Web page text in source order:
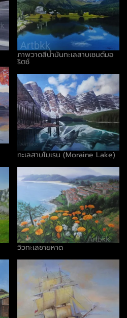
ภาพวาดสีน้ำมันทะเลสาบเซนต์มอ
ริตซ์
ทะเลสาบโมเรน (Moraine Lake)
วิวทะเลชายหาด